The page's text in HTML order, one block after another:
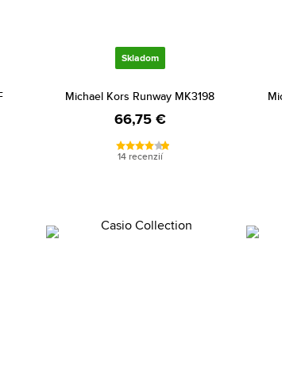
Skladom
Michael Kors Runway MK3198
66,75 €
14 recenzií